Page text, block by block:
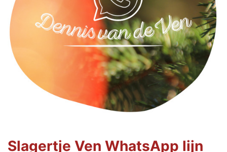
Slagertje Ven WhatsApp lijn